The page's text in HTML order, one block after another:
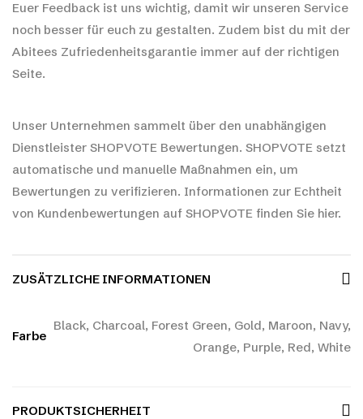
Euer Feedback ist uns wichtig, damit wir unseren Service
noch besser für euch zu gestalten. Zudem bist du mit der
Abitees Zufriedenheitsgarantie immer auf der richtigen
Seite.
Unser Unternehmen sammelt über den unabhängigen
Dienstleister SHOPVOTE Bewertungen. SHOPVOTE setzt
automatische und manuelle Maßnahmen ein, um
Bewertungen zu verifizieren. Informationen zur Echtheit
von Kundenbewertungen auf SHOPVOTE finden Sie hier.
ZUSÄTZLICHE INFORMATIONEN
Farbe
Black, Charcoal, Forest Green, Gold, Maroon, Navy,
Orange, Purple, Red, White
PRODUKTSICHERHEIT